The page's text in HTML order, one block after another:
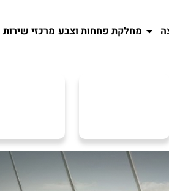
מחלקת פחחות וצבע מרכזי שירות